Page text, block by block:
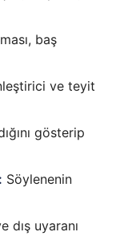
baş
ve teyit
gösterip
Söylenenin
dış uyaranı